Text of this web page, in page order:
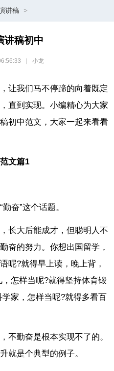
讲稿 >
讲稿初中
小龙
让我们马不停蹄的向着既定
直到实现。小编精心为大家
初中范文，大家一起来看看
文篇1
奋”这个话题。
长大后能成才，但聪明人不
奋的努力。你想出国留学，
呢?就得早上读，晚上背，
怎样当呢?就得坚持体育锻
家，怎样当呢?就得多看百
不勤奋是根本实现不了的。
就是个典型的例子。